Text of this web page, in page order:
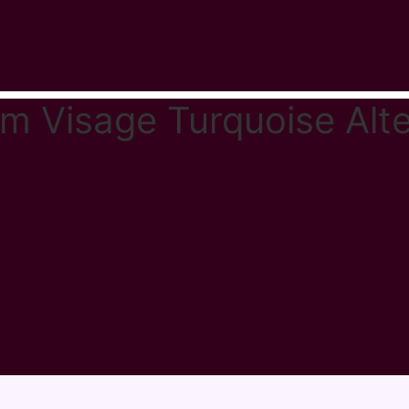
Visage Turquoise